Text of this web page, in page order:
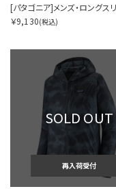
￥9,130(税込)
SOLD OUT
再入荷受付